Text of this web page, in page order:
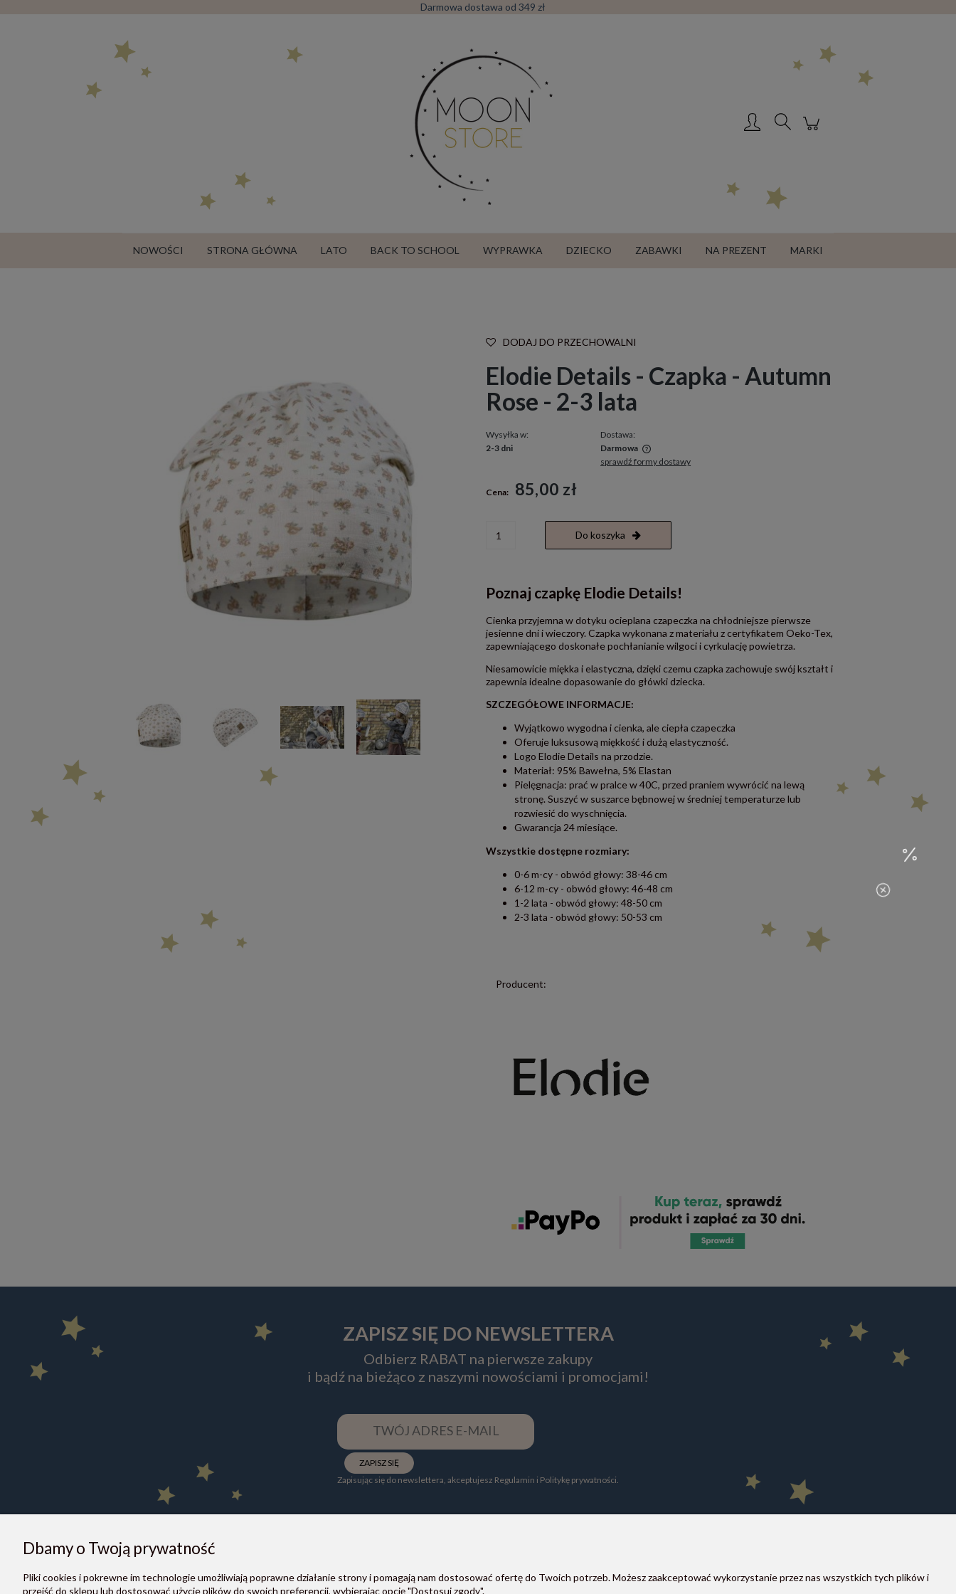
Darmowa dostawa od 349 zł
NOWOŚCI STRONA GŁÓWNA LATO BACK TO SCHOOL WYPRAWKA DZIECKO ZABAWKI NA PREZENT MARKI
DODAJ DO PRZECHOWALNI
Elodie Details - Czapka - Autumn
Rose - 2-3 lata
Wysyłka w:
2-3 dni
Dostawa:
Darmowa
płatności
sprawdź formy dostawy
Cena: 85,00 zł
Do koszyka
Poznaj czapkę Elodie Details!
Cienka przyjemna w dotyku ocieplana czapeczka na chłodniejsze pierwsze
jesienne dni i wieczory. Czapka wykonana z materiału z certyfikatem Oeko-Tex,
zapewniającego doskonałe pochłanianie wilgoci i cyrkulację powietrza.
Niesamowicie miękka i elastyczna, dzięki czemu czapka zachowuje swój kształt i
zapewnia idealne dopasowanie do główki dziecka.
SZCZEGÓŁOWE INFORMACJE:
Wyjątkowo wygodna i cienka, ale ciepła czapeczka
Oferuje luksusową miękkość i dużą elastyczność.
Logo Elodie Details na przodzie.
Materiał: 95% Bawełna, 5% Elastan
Pielęgnacja: prać w pralce w 40C, przed praniem wywrócić na lewą
stronę. Suszyć w suszarce bębnowej w średniej temperaturze lub
rozwiesić do wyschnięcia.
Gwarancja 24 miesiące.
Wszystkie dostępne rozmiary:
0-6 m-cy - obwód głowy: 38-46 cm
6-12 m-cy - obwód głowy: 46-48 cm
1-2 lata - obwód głowy: 48-50 cm
2-3 lata - obwód głowy: 50-53 cm
Producent:
ZAPISZ SIĘ DO NEWSLETTERA
Odbierz RABAT na pierwsze zakupy
i bądź na bieżąco z naszymi nowościami i promocjami!
ZAPISZ SIĘ
Zapisując się do newslettera, akceptujesz Regulamin i Politykę prywatności.
O NAS POMOC PŁATNOŚCI I DOSTAWA MOON STORE W SOCIAL MEDIA
Dbamy o Twoją prywatność
Pliki cookies i pokrewne im technologie umożliwiają poprawne działanie strony i pomagają nam dostosować ofertę do Twoich potrzeb. Możesz zaakceptować wykorzystanie przez nas wszystkich tych plików i
przejść do sklepu lub dostosować użycie plików do swoich preferencji, wybierając opcję "Dostosuj zgody".